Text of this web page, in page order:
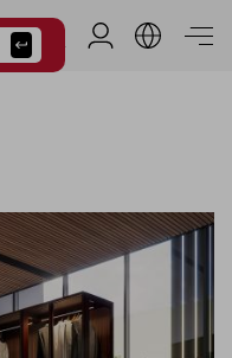
Area Riservata